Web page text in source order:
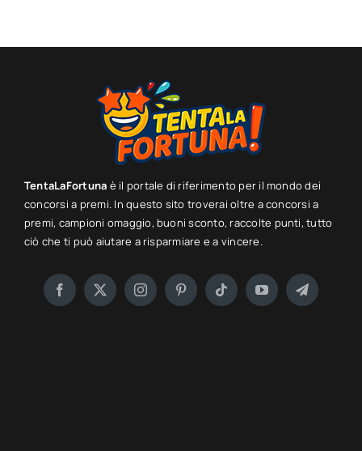
TentaLaFortuna è il portale di riferimento per il mondo dei
concorsi a premi. In questo sito troverai oltre a concorsi a
premi, campioni omaggio, buoni sconto, raccolte punti, tutto
ciò che ti può aiutare a risparmiare e a vincere.